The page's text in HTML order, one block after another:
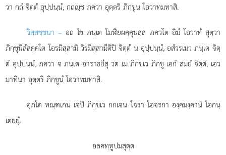
วา กถํ จิตฺตํ อุปฺปนฺนํ, กถฺช ภควา อุตฺตริ ภิกฺขูน โอวาทมทาสิ.
วิสฺสชฺชนา – อถ โข ภนฺเต โมฬิยผคฺคุนสฺส ภควโต อิมํ โอวาทํ สุตฺวา
ภิกฺขุนิสํสคฺคโต โอรมิสฺสามิ วิรมิสฺสามีติปิ จิตฺตํ น อุปฺปนฺนํ, อสํวรเมว ภนฺเต จิตฺ
ตํ อุปฺปนฺนํ, ภควา จ ภนฺเต อาราธยึสุ วต เม ภิกฺขเว ภิกฺขู เอกํ สมยํ จิตฺตํ, เอว
มาทินา อุตฺตริ ภิกฺขูนํ โอวาทมทาสิ.
อุภโตทณฺฑเกน เจปิ ภิกฺขเว กกเจน โจรา โอจรกา องฺคมงฺคานิ โอกนฺ
เตยฺยุํ.
อลคทฺทูปมสุตฺต